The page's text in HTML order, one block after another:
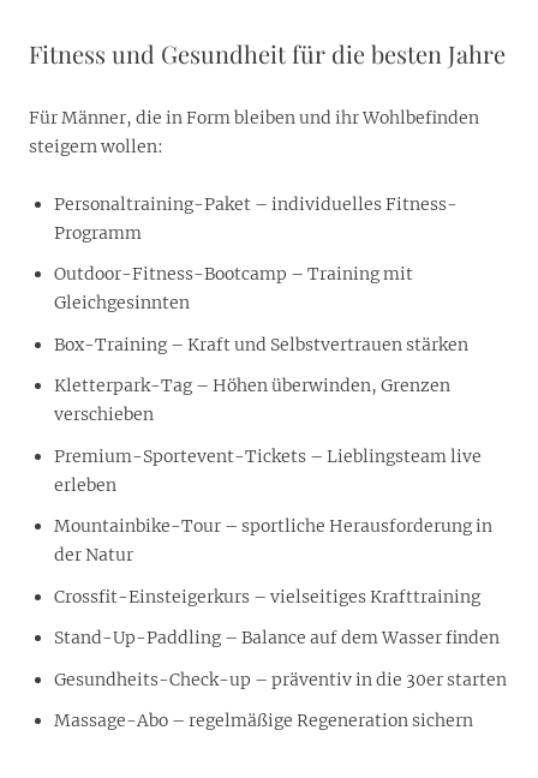
Fitness und Gesundheit für die besten Jahre
Für Männer, die in Form bleiben und ihr Wohlbefinden
steigern wollen:
Personaltraining-Paket – individuelles Fitness-
Programm
Outdoor-Fitness-Bootcamp – Training mit
Gleichgesinnten
Box-Training – Kraft und Selbstvertrauen stärken
Kletterpark-Tag – Höhen überwinden, Grenzen
verschieben
Premium-Sportevent-Tickets – Lieblingsteam live
erleben
Mountainbike-Tour – sportliche Herausforderung in
der Natur
Crossfit-Einsteigerkurs – vielseitiges Krafttraining
Stand-Up-Paddling – Balance auf dem Wasser finden
Gesundheits-Check-up – präventiv in die 30er starten
Massage-Abo – regelmäßige Regeneration sichern